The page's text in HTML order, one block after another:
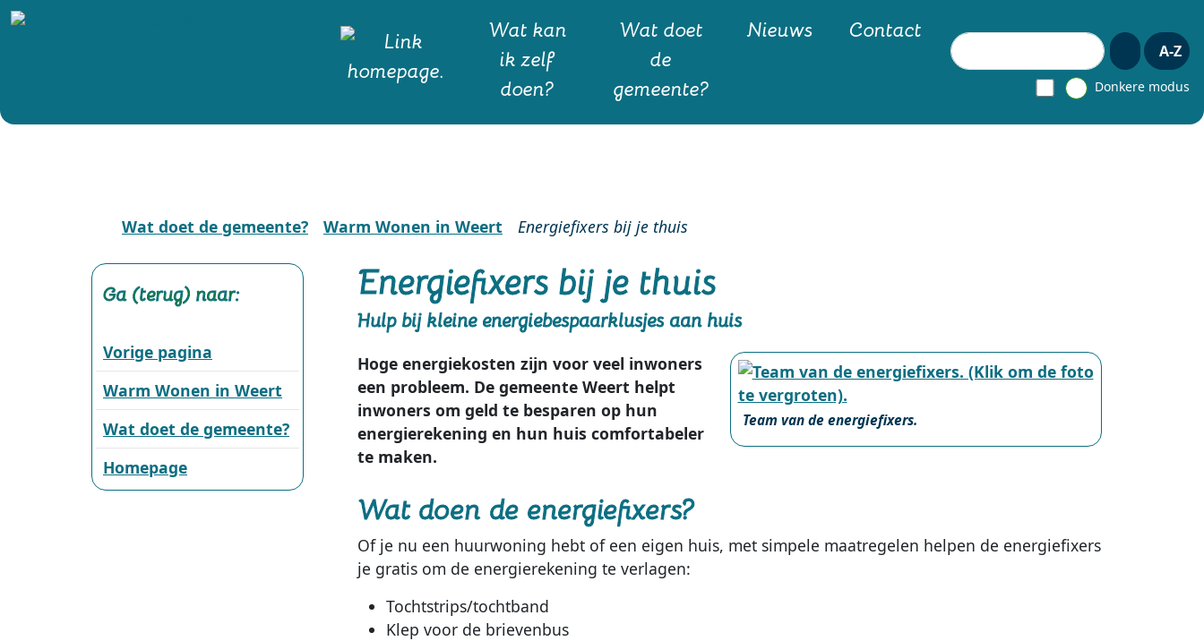
Wat kan
ik zelf
doen?
Wat doet
de
gemeente?
Nieuws Contact Zoeken A-Z
Donkere modus
Wat doet de gemeente? Warm Wonen in Weert Energiefixers bij je thuis
Ga (terug) naar:
Vorige pagina
Warm Wonen in Weert
Wat doet de gemeente?
Homepage
Energiefixers bij je thuis
Hulp bij kleine energiebespaarklusjes aan huis
Team van de energiefixers.
Hoge energiekosten zijn voor veel inwoners
een probleem. De gemeente Weert helpt
inwoners om geld te besparen op hun
energierekening en hun huis comfortabeler
te maken.
Wat doen de energiefixers?
Of je nu een huurwoning hebt of een eigen huis, met simpele maatregelen helpen de energiefixers
je gratis om de energierekening te verlagen:
Tochtstrips/tochtband
Klep voor de brievenbus